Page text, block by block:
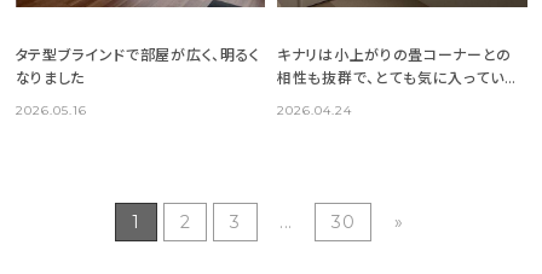
タテ型ブラインドで部屋が広く、明るく
なりました
2026.05.16
キナリは小上がりの畳コーナーとの
相性も抜群で、とても気に入っていま
2026.04.24
1 2 3 ... 30 »